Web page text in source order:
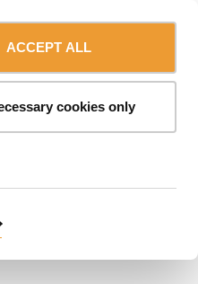
ACCEPT ALL
cookies only